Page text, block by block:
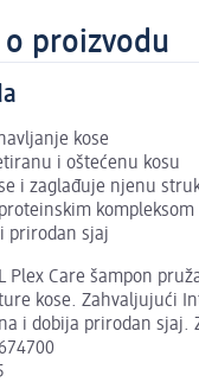
proizvodu
kose
i oštećenu kosu
i zaglađuje njenu
prirodan sjaj
Plex Care šampon
kose. Zahvaljujući
i dobija prirodan sjaj.